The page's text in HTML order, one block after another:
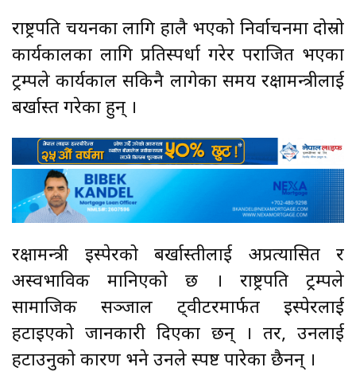
राष्ट्रपति चयनका लागि हालै भएको निर्वाचनमा दोस्रो
कार्यकालका लागि प्रतिस्पर्धा गरेर पराजित भएका
ट्रम्पले कार्यकाल सकिनै लागेका समय रक्षामन्त्रीलाई
बर्खास्त गरेका हुन् ।
रक्षामन्त्री इस्पेरको बर्खास्तीलाई अप्रत्यासित र
अस्वभाविक मानिएको छ । राष्ट्रपति ट्रम्पले
सामाजिक सञ्जाल ट्वीटरमार्फत इस्पेरलाई
हटाइएको जानकारी दिएका छन् । तर, उनलाई
हटाउनुको कारण भने उनले स्पष्ट पारेका छैनन् ।